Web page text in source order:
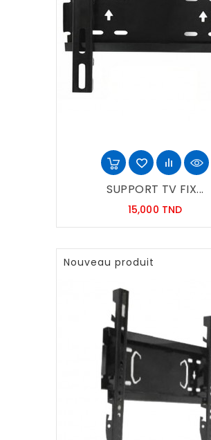
SUPPORT TV FIX...
15,000 TNDPrix
Nouveau produit